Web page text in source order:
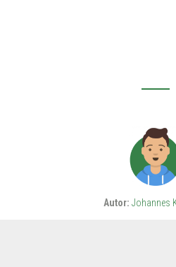
Autor: Johannes